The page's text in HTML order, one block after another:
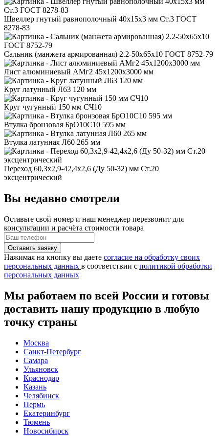
Швеллер гнутый равнополочный 40x15x3 мм Ст.3 ГОСТ
8278-83
Сальник (манжета армированная) 2.2-50x65x10 ГОСТ 8752-79
Лист алюминиевый АМг2 45x1200x3000 мм
Круг латунный Л63 120 мм
Круг чугунный 150 мм СЧ10
Втулка бронзовая БрО10С10 595 мм
Втулка латунная Л60 265 мм
Переход 60,3x2,9-42,4x2,6 (Ду 50-32) мм Ст.20
эксцентрический
Вы недавно смотрели
Оставьте свой номер и наш менеджер перезвонит для
консультации и расчёта стоимости товара
Нажимая на кнопку вы даете согласие на обработку своих
персональных данных в соответствии с политикой обработки
персональных данных
Мы работаем по всей России и готовы
доставить нашу продукцию в любую
точку страны
Москва
Санкт-Петербург
Самара
Ульяновск
Краснодар
Казань
Челябинск
Пермь
Екатеринбург
Тюмень
Новосибирск